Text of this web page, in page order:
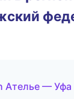
Ателье — Уфа